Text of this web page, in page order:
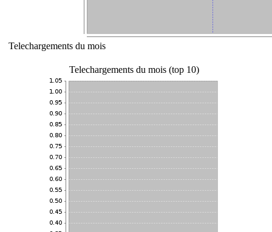
Telechargements du mois
Telechargements du mois (top 10)